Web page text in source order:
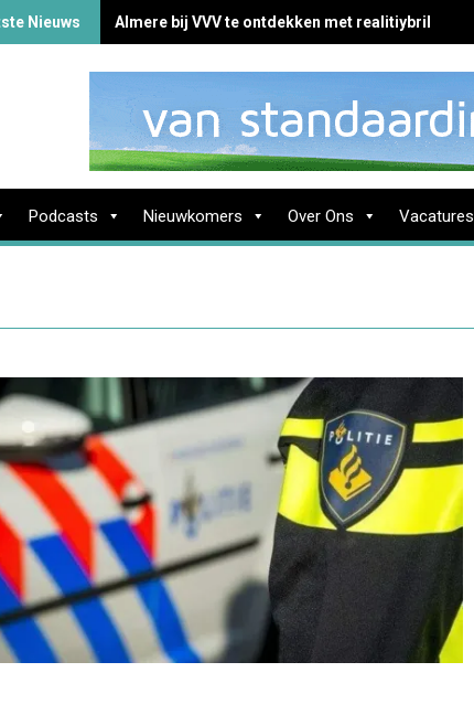
Nieuws Almere bij VVV te ontdekken met realitiybril
Podcasts Nieuwkomers Over Ons Vacatures